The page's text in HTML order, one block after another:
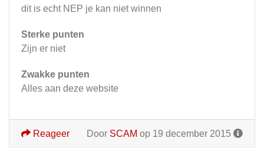
dit is echt NEP je kan niet winnen
Sterke punten
Zijn er niet
Zwakke punten
Alles aan deze website
Door SCAM op 19 december 2015
Reageer